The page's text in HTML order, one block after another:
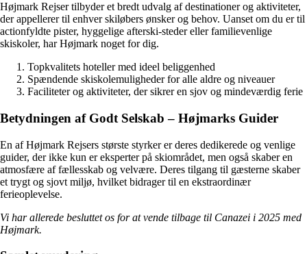
Højmark Rejser tilbyder et bredt udvalg af destinationer og aktiviteter,
der appellerer til enhver skiløbers ønsker og behov. Uanset om du er til
actionfyldte pister, hyggelige afterski-steder eller familievenlige
skiskoler, har Højmark noget for dig.
Topkvalitets hoteller med ideel beliggenhed
Spændende skiskolemuligheder for alle aldre og niveauer
Faciliteter og aktiviteter, der sikrer en sjov og mindeværdig ferie
Betydningen af Godt Selskab – Højmarks Guider
En af Højmark Rejsers største styrker er deres dedikerede og venlige
guider, der ikke kun er eksperter på skiområdet, men også skaber en
atmosfære af fællesskab og velvære. Deres tilgang til gæsterne skaber
et trygt og sjovt miljø, hvilket bidrager til en ekstraordinær
ferieoplevelse.
Vi har allerede besluttet os for at vende tilbage til Canazei i 2025 med
Højmark.